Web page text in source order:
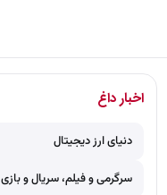
اخبار داغ
دنیای ارز دیجیتال
سرگرمی و فیلم، سریال و بازی